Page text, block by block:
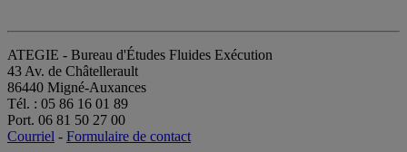
ATEGIE - Bureau d'Études Fluides Exécution
43 Av. de Châtellerault
86440 Migné-Auxances
Tél. : 05 86 16 01 89
Port. 06 81 50 27 00
Courriel - Formulaire de contact